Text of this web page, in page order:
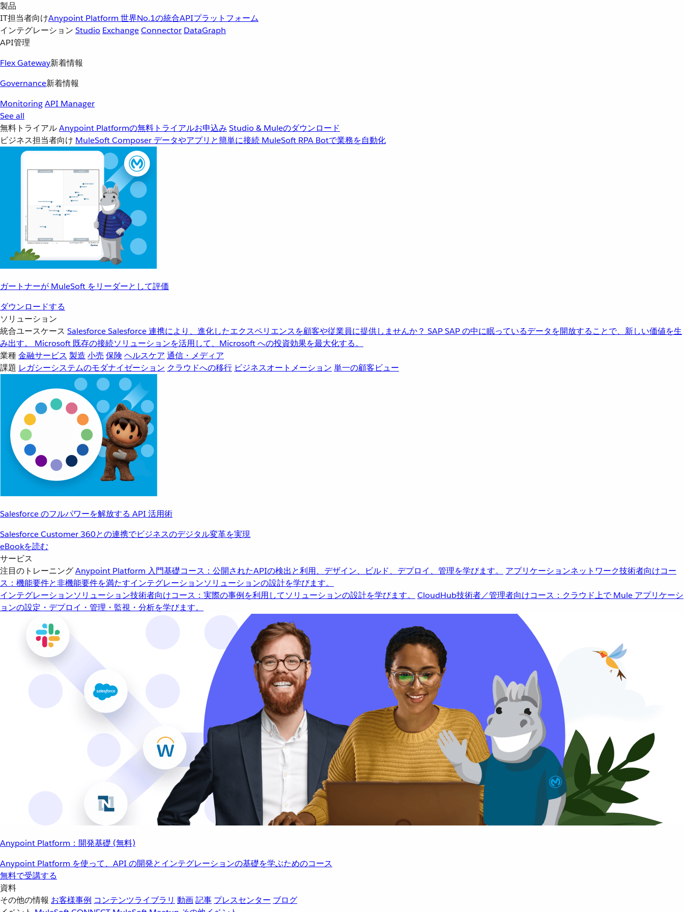
製品
IT担当者向けAnypoint Platform 世界No.1の統合APIプラットフォーム
インテグレーション Studio ExchangeConnector DataGraph
API管理
Flex Gateway新着情報
Governance新着情報
MonitoringAPI Manager
See all
無料トライアルAnypoint Platformの無料トライアルお申込み Studio & Muleのダウンロード
ビジネス担当者向け MuleSoft Composer データやアプリと簡単に接続 MuleSoft RPA Botで業務を自動化
ガートナーが MuleSoft をリーダーとして評価
ダウンロードする
ソリューション
統合ユースケース SalesforceSalesforce 連携により、進化したエクスペリエンスを顧客や従業員に提供しませんか？ SAPSAP の中に眠っているデータを開放することで、新しい価値を生
み出す。
Microsoft 既存の接続ソリューションを活用して、Microsoft への投資効果を最大化する。
業種金融サービス 製造 小売 保険 ヘルスケア 通信・メディア
課題 レガシーシステムのモダナイゼーション クラウドへの移行 ビジネスオートメーション 単一の顧客ビュー
Salesforce のフルパワーを解放する API 活用術
Salesforce Customer 360との連携でビジネスのデジタル変革を実現
eBookを読む
サービス
注目のトレーニングAnypoint Platform 入門基礎コース：公開されたAPIの検出と利用、デザイン、ビルド、デプロイ、管理を学びます。 アプリケーションネットワーク技術者向けコー
ス：機能要件と非機能要件を満たすインテグレーションソリューションの設計を学びます。
インテグレーションソリューション技術者向けコース：実際の事例を利用してソリューションの設計を学びます。 CloudHub技術者／管理者向けコース：クラウド上で Mule アプリケーシ
ョンの設定・デプロイ・管理・監視・分析を学びます。
Anypoint Platform：開発基礎 (無料)
Anypoint Platform を使って、API の開発とインテグレーションの基礎を学ぶためのコース
無料で受講する
資料
その他の情報 お客様事例 コンテンツライブラリ 動画記事 プレスセンター ブログ